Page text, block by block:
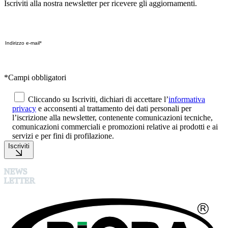
Iscriviti alla nostra newsletter per ricevere gli aggiornamenti.
*Campi obbligatori
Cliccando su Iscriviti, dichiari di accettare l’informativa
privacy e acconsenti al trattamento dei dati personali per
l’iscrizione alla newsletter, contenente comunicazioni tecniche,
comunicazioni commerciali e promozioni relative ai prodotti e ai
servizi e per fini di profilazione.
Iscriviti
NEWS
LETTER